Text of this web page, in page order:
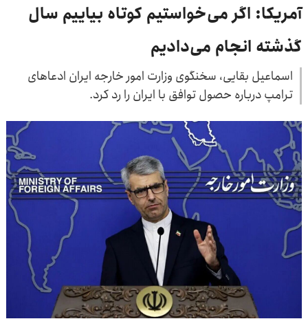
آمریکا: اگر می‌خواستیم کوتاه بیاییم سال
گذشته انجام می‌دادیم
اسماعیل بقایی، سخنگوی وزارت امور خارجه ایران ادعاهای
ترامپ درباره حصول توافق با ایران را رد کرد.